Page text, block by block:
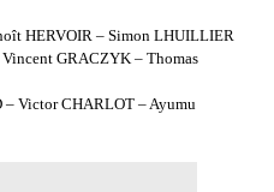
HERVOIR – Simon LHUILLIER
GRACZYK – Thomas
Victor CHARLOT – Ayumu